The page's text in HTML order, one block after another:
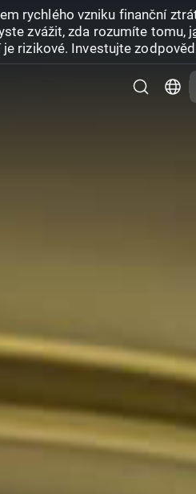
rychlého vzniku finanční
zvážit, zda rozumíte tomu,
rizikové. Investujte